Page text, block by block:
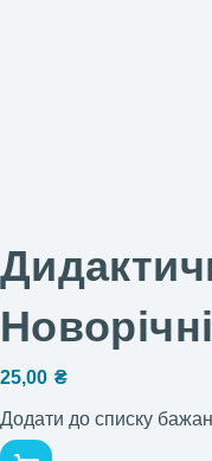
25,00 ₴
Додати до списку